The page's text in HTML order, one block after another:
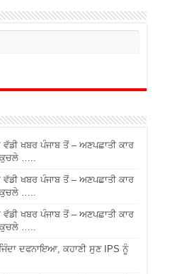
ਖਬਰ ਪੰਜਾਬ ਤੋਂ – ਅਣਪਛਾਤੀ ਕਾਰ
ਕੁਚਲੇ …..
ਖਬਰ ਪੰਜਾਬ ਤੋਂ – ਅਣਪਛਾਤੀ ਕਾਰ
ਕੁਚਲੇ …..
ਖਬਰ ਪੰਜਾਬ ਤੋਂ – ਅਣਪਛਾਤੀ ਕਾਰ
ਕੁਚਲੇ …..
ਦਫਨਾਇਆ, ਕਹਾਣੀ ਸੁਣ IPS ਨੂੰ